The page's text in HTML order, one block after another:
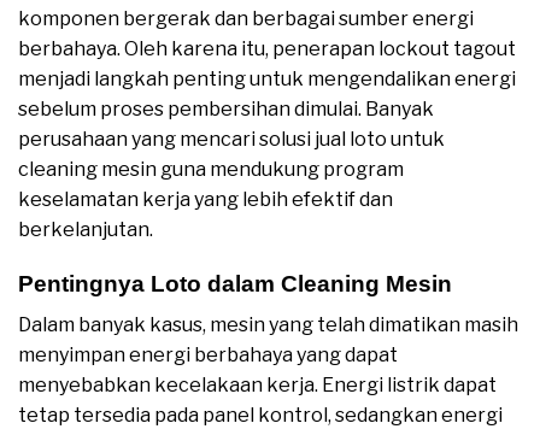
komponen bergerak dan berbagai sumber energi
berbahaya. Oleh karena itu, penerapan lockout tagout
menjadi langkah penting untuk mengendalikan energi
sebelum proses pembersihan dimulai. Banyak
perusahaan yang mencari solusi jual loto untuk
cleaning mesin guna mendukung program
keselamatan kerja yang lebih efektif dan
berkelanjutan.
Pentingnya Loto dalam Cleaning Mesin
Dalam banyak kasus, mesin yang telah dimatikan masih
menyimpan energi berbahaya yang dapat
menyebabkan kecelakaan kerja. Energi listrik dapat
tetap tersedia pada panel kontrol, sedangkan energi